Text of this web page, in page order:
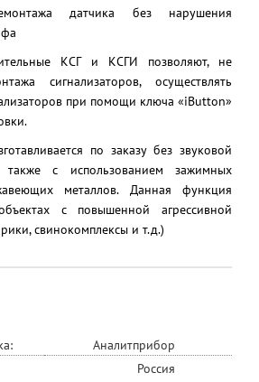
датчика без нарушения
КСГ и КСГИ позволяют, не
сигнализаторов, осуществлять
при помощи ключа «iButton»
по заказу без звуковой
также с использованием зажимных
металлов. Данная функция
с повышенной агрессивной
свинокомплексы и т.д.)
Аналитприбор
Россия